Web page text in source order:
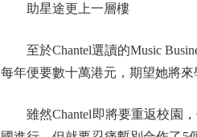
助星途更上一層樓
至於Chantel選讀的Music
每年便要數十萬港元，期望她將來
雖然Chantel即將要重返校園，